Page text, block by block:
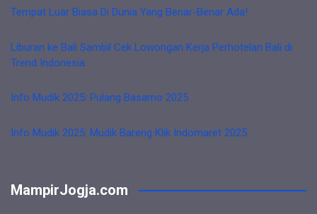
Tempat Luar Biasa Di Dunia Yang Benar-Benar Ada!
Liburan ke Bali Sambil Cek Lowongan Kerja Perhotelan Bali di
Trend Indonesia
Info Mudik 2025: Pulang Basamo 2025
Info Mudik 2025: Mudik Bareng Klik Indomaret 2025
MampirJogja.com